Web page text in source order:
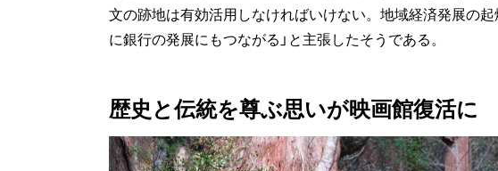
文の跡地は有効活用しなければいけない。地域経済発展の
に銀行の発展にもつながる」と主張したそうである。
歴史と伝統を尊ぶ思いが映画館復活に